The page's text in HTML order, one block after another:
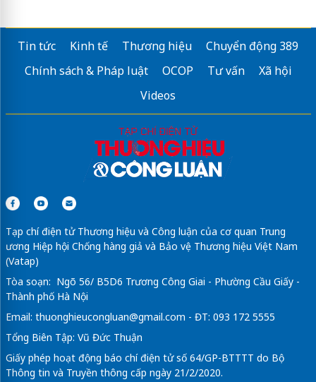
Tin tức Kinh tế Thương hiệu
Chuyển động 389
Chính sách & Pháp luật
OCOP Tư vấn
Xã hội
Videos
Tạp chí điện tử Thương hiệu và Công luận của cơ quan Trung
ương Hiệp hội Chống hàng giả và Bảo vệ Thương hiệu Việt Nam
(Vatap)
Tòa soạn: Ngõ 56/ B5D6 Trương Công Giai - Phường Cầu Giấy -
Thành phố Hà Nội
Email: thuonghieucongluan@gmail.com - ĐT: 093 172 5555
Tổng Biên Tập: Vũ Đức Thuận
Giấy phép hoạt động báo chí điện tử số 64/GP-BTTTT do Bộ
Thông tin và Truyền thông cấp ngày 21/2/2020.